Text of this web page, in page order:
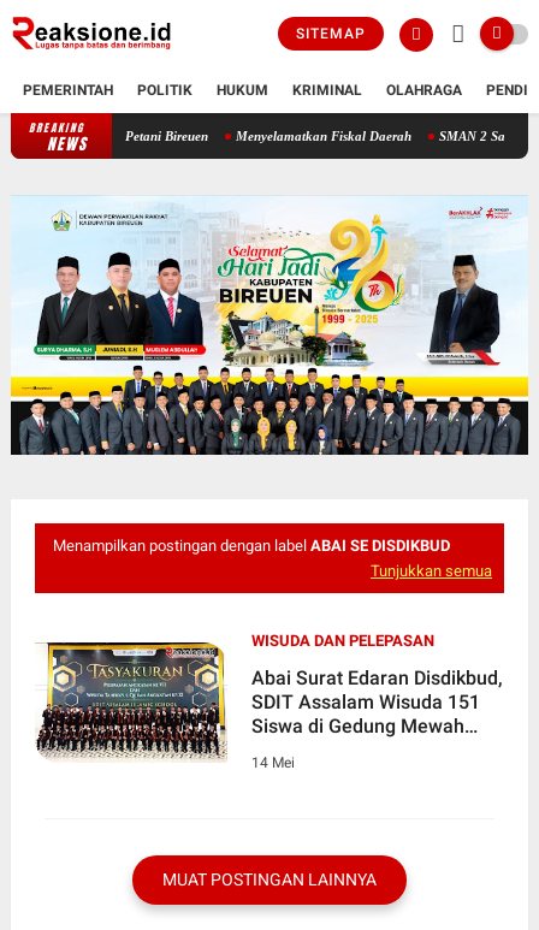
SITEMAP
PEMERINTAH POLITIK HUKUM KRIMINAL OLAHRAGA
BREAKING
NEWS
Bangkitkan Petani Bireuen Menyelamatkan Fiskal Daerah SMAN 2 Samalanga
Menampilkan postingan dengan label ABAI SE DISDIKBUD
Tunjukkan semua
WISUDA DAN PELEPASAN
Abai Surat Edaran Disdikbud,
SDIT Assalam Wisuda 151
Siswa di Gedung Mewah
14 Mei
MUAT POSTINGAN LAINNYA